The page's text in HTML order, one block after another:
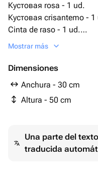
Кустовая rosa - 1 ud.
Кустовая crisantemo - 1
Cinta de raso - 1 ud.
Embalaje de diseño - 2 ud.
Mostrar más
Dimensiones
Anchura - 30 cm
Altura - 50 cm
Una parte del
traducida